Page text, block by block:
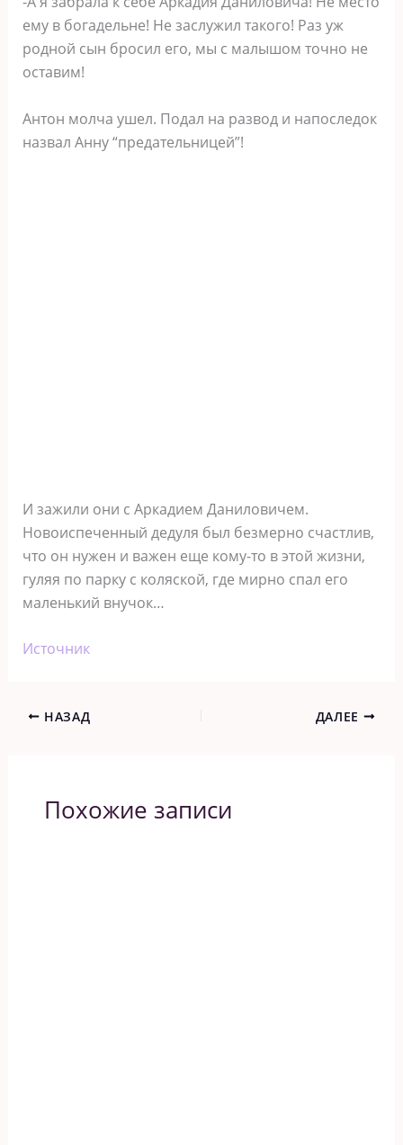
ему в богадельне! Не заслужил такого! Раз уж
родной сын бросил его, мы с малышом точно не
оставим!
Антон молча ушел. Подал на развод и напоследок
назвал Анну “предательницей”!
И зажили они с Аркадием Даниловичем.
Новоиспеченный дедуля был безмерно счастлив,
что он нужен и важен еще кому-то в этой жизни,
гуляя по парку с коляской, где мирно спал его
маленький внучок…
Источник
НАЗАД ДАЛЕЕ
Похожие записи